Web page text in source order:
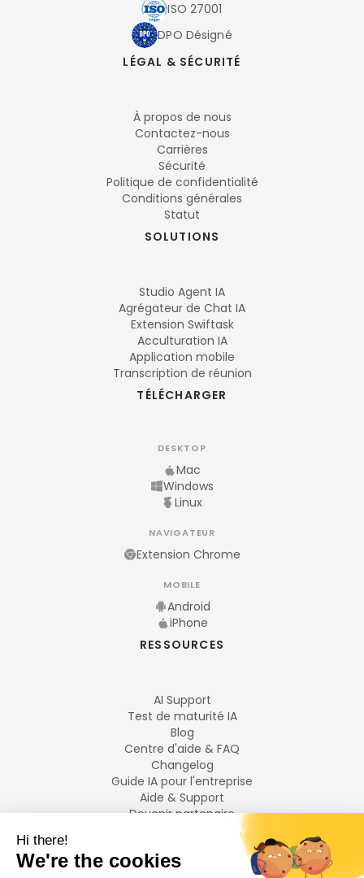
ISO 27001
DPO Désigné
LÉGAL & SÉCURITÉ
À propos de nous
Contactez-nous
Carrières
Sécurité
Politique de confidentialité
Conditions générales
Statut
SOLUTIONS
Studio Agent IA
Agrégateur de Chat IA
Extension Swiftask
Acculturation IA
Application mobile
Transcription de réunion
TÉLÉCHARGER
DESKTOP
Mac
Windows
Linux
NAVIGATEUR
Extension Chrome
MOBILE
Android
iPhone
RESSOURCES
AI Support
Test de maturité IA
Blog
Centre d'aide & FAQ
Changelog
Guide IA pour l'entreprise
Aide & Support
Devenir partenaire
LANGUES